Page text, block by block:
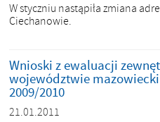
W styczniu nastąpiła zmiana
Ciechanowie.
Wnioski z ewaluacji
województwie
2009/2010
21.01.2011